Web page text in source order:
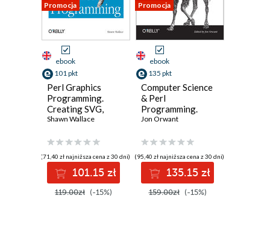
Promocja
ebook
101 pkt
Perl Graphics
Programming.
Creating SVG,
SWF (Flash), JPEG
Perl
Shawn Wallace
(71,40 zł najniższa cena z 30 dni)
101.15 zł
119.00zł (-15%)
Promocja
ebook
135 pkt
Computer Science
& Perl
Programming.
Best of The Perl
Jon Orwant
(95,40 zł najniższa cena z 30 dni)
135.15 zł
159.00zł (-15%)